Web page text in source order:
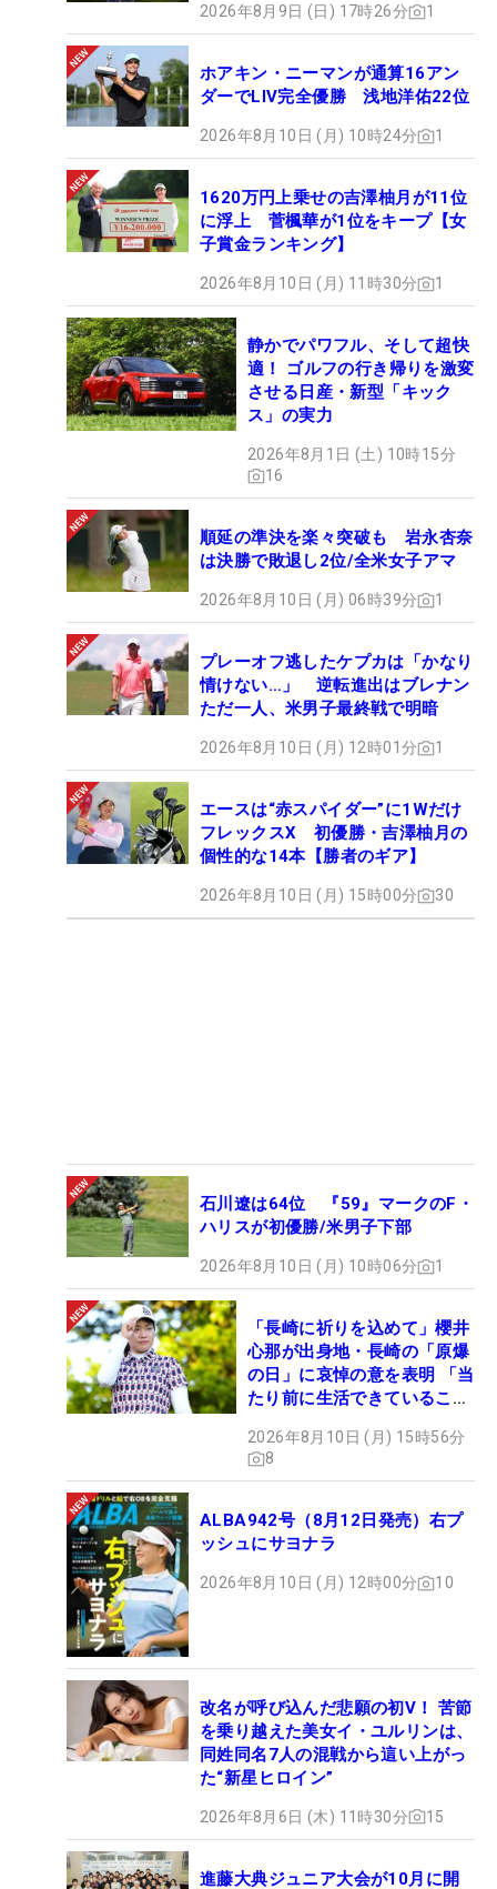
2026年8月9日 (日) 17時26分 1
ホアキン・ニーマンが通算16アン
ダーでLIV完全優勝 浅地洋佑22位
2026年8月10日 (月) 10時24分 1
1620万円上乗せの吉澤柚月が11位
に浮上 菅楓華が1位をキープ【女
子賞金ランキング】
2026年8月10日 (月) 11時30分 1
静かでパワフル、そして超快
適！ ゴルフの行き帰りを激変
させる日産・新型「キック
ス」の実力
2026年8月1日 (土) 10時15分
16
順延の準決を楽々突破も 岩永杏奈
は決勝で敗退し2位/全米女子アマ
2026年8月10日 (月) 06時39分 1
プレーオフ逃したケプカは「かなり
情けない…」 逆転進出はブレナン
ただ一人、米男子最終戦で明暗
2026年8月10日 (月) 12時01分 1
エースは“赤スパイダー”に1Wだけ
フレックスX 初優勝・吉澤柚月の
個性的な14本【勝者のギア】
2026年8月10日 (月) 15時00分 30
石川遼は64位 『59』マークのF・
ハリスが初優勝/米男子下部
2026年8月10日 (月) 10時06分 1
「長崎に祈りを込めて」櫻井
心那が出身地・長崎の「原爆
の日」に哀悼の意を表明 「当
たり前に生活できていること
2026年8月10日 (月) 15時56分
8
ALBA942号（8月12日発売）右プ
ッシュにサヨナラ
2026年8月10日 (月) 12時00分 10
改名が呼び込んだ悲願の初V！ 苦節
を乗り越えた美女イ・ユルリンは、
同姓同名7人の混戦から這い上がっ
た“新星ヒロイン”
2026年8月6日 (木) 11時30分 15
進藤大典ジュニア大会が10月に開